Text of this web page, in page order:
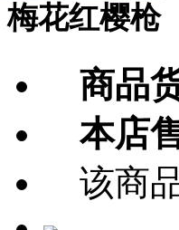
梅花红樱枪
商品
本店
该商